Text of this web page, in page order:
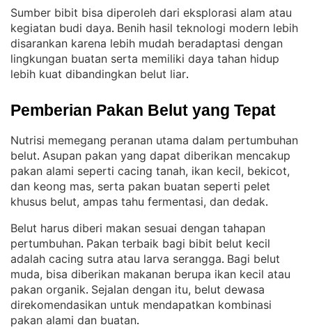
Sumber bibit bisa diperoleh dari eksplorasi alam atau
kegiatan budi daya. Benih hasil teknologi modern lebih
disarankan karena lebih mudah beradaptasi dengan
lingkungan buatan serta memiliki daya tahan hidup
lebih kuat dibandingkan belut liar.
Pemberian Pakan Belut yang Tepat
Nutrisi memegang peranan utama dalam pertumbuhan
belut. Asupan pakan yang dapat diberikan mencakup
pakan alami seperti cacing tanah, ikan kecil, bekicot,
dan keong mas, serta pakan buatan seperti pelet
khusus belut, ampas tahu fermentasi, dan dedak.
Belut harus diberi makan sesuai dengan tahapan
pertumbuhan. Pakan terbaik bagi bibit belut kecil
adalah cacing sutra atau larva serangga. Bagi belut
muda, bisa diberikan makanan berupa ikan kecil atau
pakan organik. Sejalan dengan itu, belut dewasa
direkomendasikan untuk mendapatkan kombinasi
pakan alami dan buatan.